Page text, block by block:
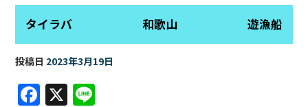
タイラバ 和歌山 遊漁船
投稿日 2023年3月19日
F X